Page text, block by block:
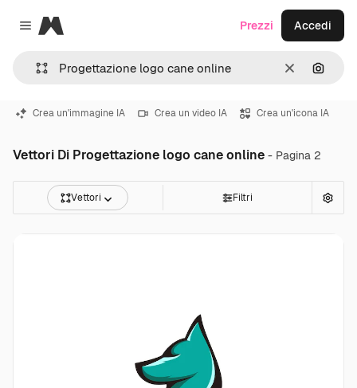
Close menu
Magnific
CancellaCerca
Prezzi Accedi
Crea un'immagine IA Crea un video IA Crea un'icona IA
Vettori Di Progettazione logo cane online - Pagina 2
Vettori Filtri